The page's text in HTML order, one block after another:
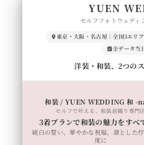
YUEN
セルフフォトウェディ
東京・大阪・名古屋｜全国3エリア
全データ当
洋装・和装、2つの
和装 / YUEN WEDDING 和 -
セルフで叶える、和装前撮り専門
3着プランで和装の魅力をすべ
純白の誓い、華やかな祝福、凛とした
度に